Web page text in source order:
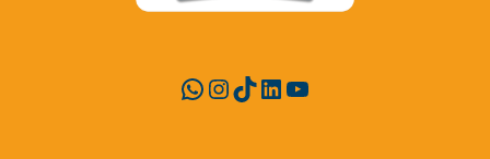
WhatsApp
Instagram
TikTok
LinkedIn
YouTube